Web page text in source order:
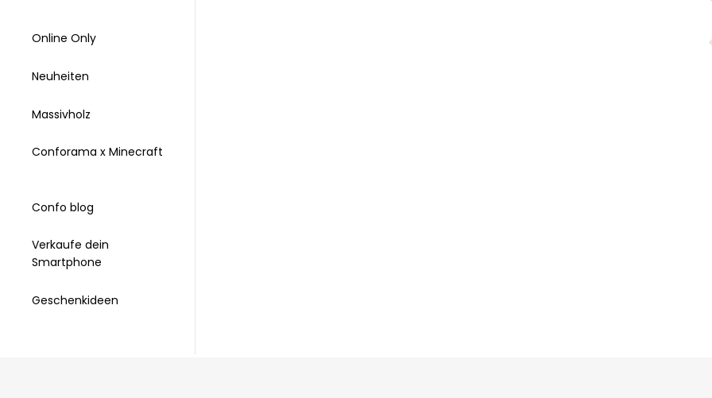
Online Only
Neuheiten
Massivholz
Conforama x Minecraft
Confo blog
Verkaufe dein
Smartphone
Geschenkideen